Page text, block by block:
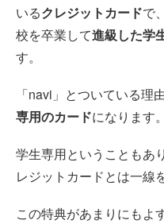
いるクレジットカードで
校を卒業して進級した学
す。
「navi」とついている理
専用のカードになります。
学生専用ということもあ
レジットカードとは一線
この特典があまりにもよ